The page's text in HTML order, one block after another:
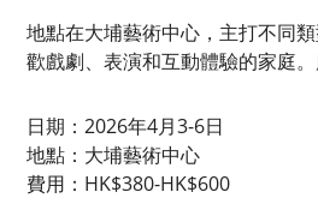
地點在大埔藝術中心，主打不同
歡戲劇、表演和互動體驗的家庭
日期：2026年4月3-6日
地點：大埔藝術中心
費用：HK$380-HK$600